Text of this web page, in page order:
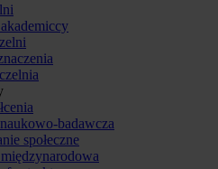
badawcza
społeczne